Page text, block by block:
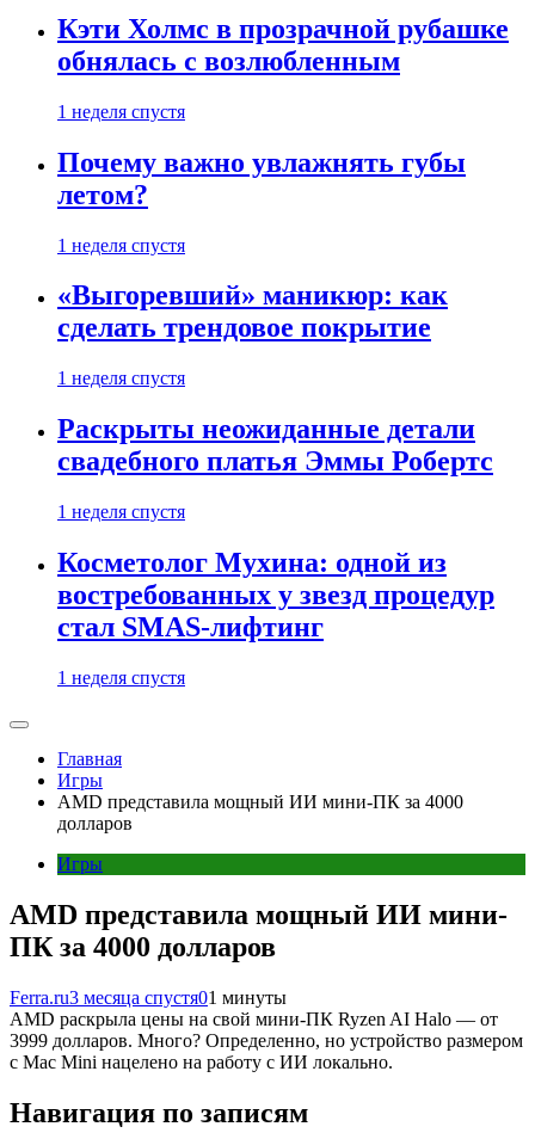
Кэти Холмс в прозрачной рубашке
обнялась с возлюбленным
1 неделя спустя
Почему важно увлажнять губы
летом?
1 неделя спустя
«Выгоревший» маникюр: как
сделать трендовое покрытие
1 неделя спустя
Раскрыты неожиданные детали
свадебного платья Эммы Робертс
1 неделя спустя
Косметолог Мухина: одной из
востребованных у звезд процедур
стал SMAS-лифтинг
1 неделя спустя
Главная
Игры
AMD представила мощный ИИ мини-ПК за 4000
долларов
Игры
AMD представила мощный ИИ мини-
ПК за 4000 долларов
Ferra.ru3 месяца спустя01 минуты
AMD раскрыла цены на свой мини-ПК Ryzen AI Halo — от
3999 долларов. Много? Определенно, но устройство размером
с Mac Mini нацелено на работу с ИИ локально.
Навигация по записям